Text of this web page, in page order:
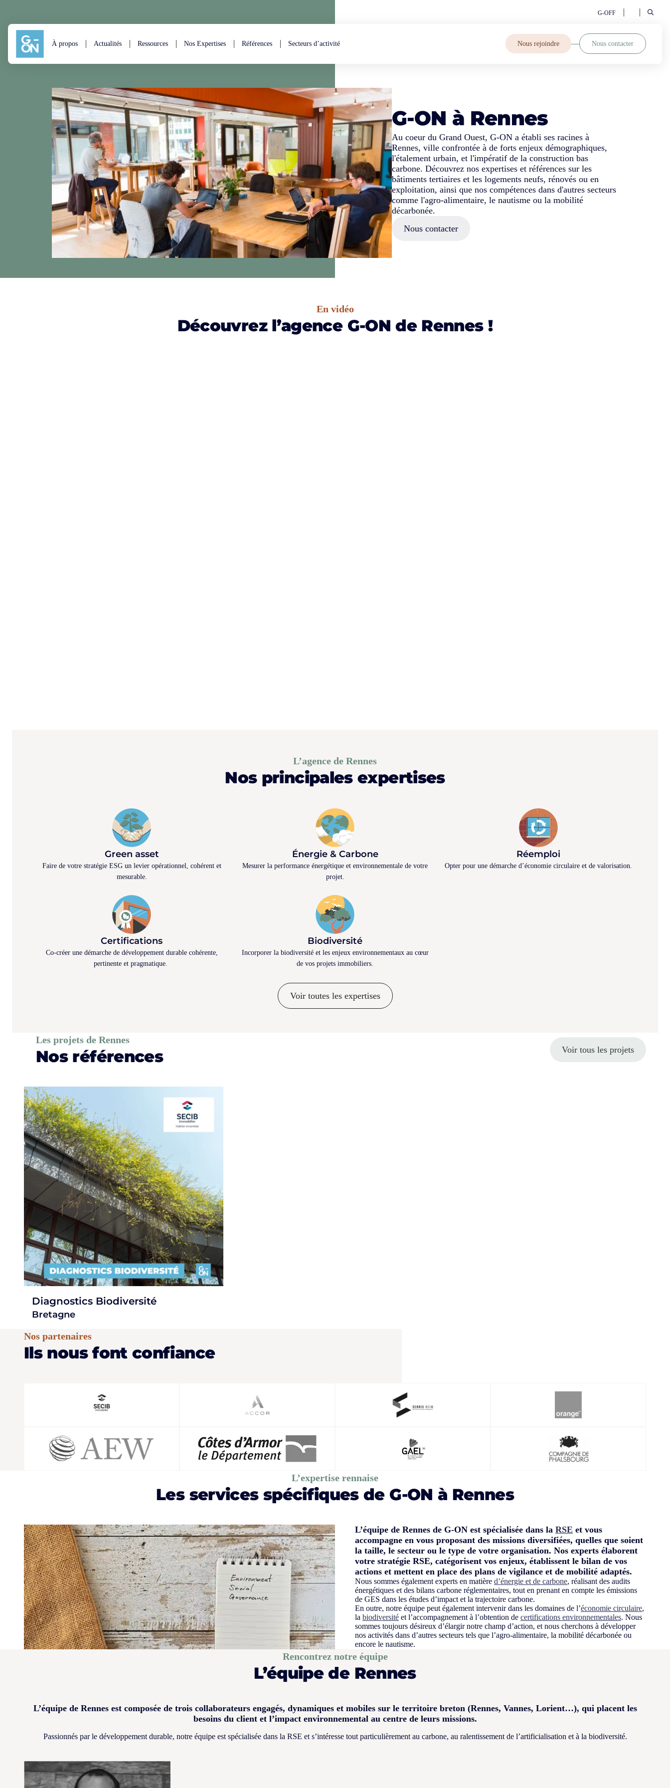
À propos Actualités Ressources Nos Expertises Références Secteurs d’activité Nous rejoindre Nous contacter
G-OFF
G-ON à Rennes
Au coeur du Grand Ouest, G-ON a établi ses racines à
Rennes, ville confrontée à de forts enjeux démographiques,
l'étalement urbain, et l'impératif de la construction bas
carbone. Découvrez nos expertises et références sur les
bâtiments tertiaires et les logements neufs, rénovés ou en
exploitation, ainsi que nos compétences dans d'autres secteurs
comme l'agro-alimentaire, le nautisme ou la mobilité
décarbonée.
Nous contacter
En vidéo
Découvrez l’agence G-ON de Rennes !
L’agence de Rennes
Nos principales expertises
Green asset
Faire de votre stratégie ESG un levier opérationnel, cohérent et
mesurable.
Énergie & Carbone
Mesurer la performance énergétique et environnementale de votre
projet.
Réemploi
Opter pour une démarche d’économie circulaire et de valorisation.
Certifications
Co-créer une démarche de développement durable cohérente,
pertinente et pragmatique.
Biodiversité
Incorporer la biodiversité et les enjeux environnementaux au cœur
de vos projets immobiliers.
Voir toutes les expertises
Les projets de Rennes
Nos références Voir tous les projets
Diagnostics Biodiversité
Bretagne
Nos partenaires
Ils nous font confiance
L’expertise rennaise
Les services spécifiques de G-ON à Rennes
L’équipe de Rennes de G-ON est spécialisée dans la RSE et vous
accompagne en vous proposant des missions diversifiées, quelles que soient
la taille, le secteur ou le type de votre organisation. Nos experts élaborent
votre stratégie RSE, catégorisent vos enjeux, établissent le bilan de vos
actions et mettent en place des plans de vigilance et de mobilité adaptés.
Nous sommes également experts en matière d’énergie et de carbone, réalisant des audits
énergétiques et des bilans carbone réglementaires, tout en prenant en compte les émissions
de GES dans les études d’impact et la trajectoire carbone.
En outre, notre équipe peut également intervenir dans les domaines de l’économie circulaire,
la biodiversité et l’accompagnement à l’obtention de certifications environnementales. Nous
sommes toujours désireux d’élargir notre champ d’action, et nous cherchons à développer
nos activités dans d’autres secteurs tels que l’agro-alimentaire, la mobilité décarbonée ou
encore le nautisme.
Rencontrez notre équipe
L’équipe de Rennes
L’équipe de Rennes est composée de trois collaborateurs engagés, dynamiques et mobiles sur le territoire breton (Rennes, Vannes, Lorient…), qui placent les
besoins du client et l’impact environnemental au centre de leurs missions.
Passionnés par le développement durable, notre équipe est spécialisée dans la RSE et s’intéresse tout particulièrement au carbone, au ralentissement de l’artificialisation et à la biodiversité.